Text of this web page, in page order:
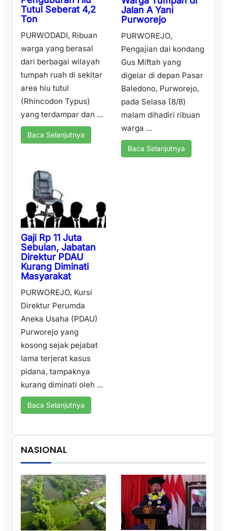
Tutul Seberat 4,2
Ton
PURWODADI, Ribuan
warga yang berasal
dari berbagai wilayah
tumpah ruah di sekitar
area hiu tutul
(Rhincodon Typus)
yang terdampar dan ...
Baca Selanjutnya
Jalan A Yani
Purworejo
PURWOREJO,
Pengajian dai kondang
Gus Miftah yang
digelar di depan Pasar
Baledono, Purworejo,
pada Selasa (8/8)
malam dihadiri ribuan
warga ...
Baca Selanjutnya
Gaji Rp 11 Juta
Sebulan, Jabatan
Direktur PDAU
Kurang Diminati
Masyarakat
PURWOREJO, Kursi
Direktur Perumda
Aneka Usaha (PDAU)
Purworejo yang
kosong sejak pejabat
lama terjerat kasus
pidana, tampaknya
kurang diminati oleh ...
Baca Selanjutnya
NASIONAL